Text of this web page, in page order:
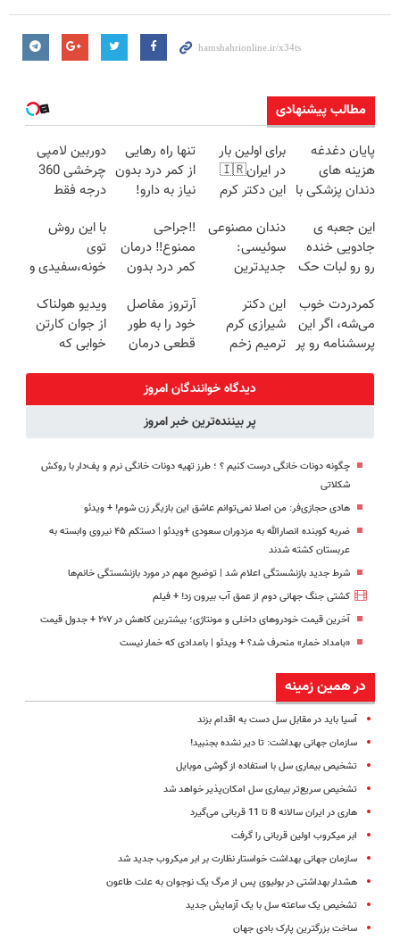
مطالب پیشنهادی
پایان دغدغه
هزینه های
دندان پزشکی با
کننده خانگی
برای اولین بار
در ایران🇮🇷
این دکتر کرم
روزه ساخت!
تنها راه رهایی
از کمر درد بدون
نیاز به دارو!
دوربین لامپی
چرخشی 360
درجه فقط
🔥 پرداخت
درب منزل
این جعبه ی
جادویی خنده
رو رو لبات حک
خرید40%تخفیف
دندان مصنوعی
سوئیسی:
جدیدترین
سبک و مقاوم |
پرداخت قسطی
‼️جراحی
ممنوع‼️ درمان
کمر درد بدون
نقاهت
با این روش
توی
خونه،سفیدی و
برگردون
(40%off)
کمردردت خوب
می‌شه، اگر این
پرسشنامه رو پر
این دکتر
شیرازی کرم
ترمیم زخم
ساخت!!!
آرتروز مفاصل
خود را به طور
قطعی درمان
◗پرسش‌نامه◖
ویدیو هولناک
از جوان کارتن
خوابی که
دیدگاه خوانندگان امروز
پر بیننده‌ترین خبر امروز
چگونه دونات خانگی درست کنیم ؟ ؛ طرز تهیه دونات خانگی نرم و پف‌دار با روکش
شکلاتی
هادی حجازی‌فر: من اصلا نمی‌توانم عاشق این بازیگر زن شوم! + ویدئو
ضربه کوبنده انصارالله به مزدوران سعودی +ویدئو | دستکم ۴۵ نیروی وابسته به
عربستان کشته شدند
شرط جدید بازنشستگی اعلام شد | توضیح مهم در مورد بازنشستگی خانم‌ها
کشتی‌ جنگ جهانی دوم از عمق آب بیرون زد! + فیلم
آخرین قیمت خودروهای داخلی و مونتاژی؛‌ بیشترین کاهش در ۲۰۷ + جدول قیمت
«بامداد خمار» منحرف شد؟ + ویدئو | بامدادی که خمار نیست
در همین زمینه
آسیا باید در مقابل سل دست به اقدام بزند
سازمان جهانی بهداشت: تا دیر نشده بجنبید!
تشخیص بیماری سل‌ با استفاده از گوشی موبایل
تشخیص سریع‌‌تر بیماری سل امکان‌پذیر خواهد شد
هاری در ایران سالانه 8 تا 11 قربانی می‌گیرد
ابر میکروب اولین قربانی‌ را گرفت
سازمان جهانی بهداشت خواستار نظارت بر ابر میکروب جدید شد
هشدار بهداشتی در بولیوی پس از مرگ یک نوجوان به علت طاعون
تشخیص یک ساعته سل با یک آزمایش جدید
ساخت بزرگترین پارک بادی جهان